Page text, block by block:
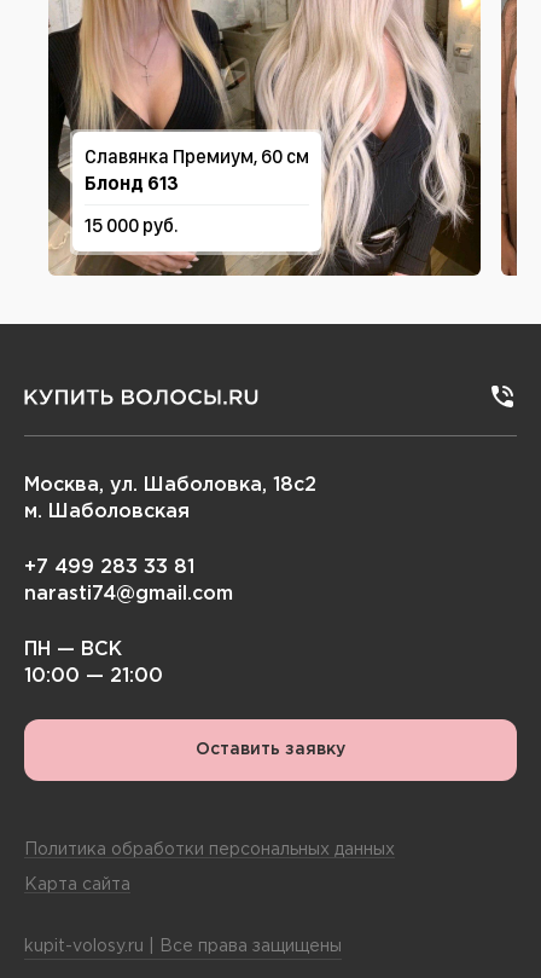
Славянка Премиум, 60 см
Блонд 613
15 000 руб.
Москва, ул. Шаболовка, 18с2
м. Шаболовская
+7 499 283 33 81
narasti74@gmail.com
ПН — ВСК
10:00 — 21:00
Оставить заявку
Политика обработки персональных данных
Карта сайта
kupit-volosy.ru | Все права защищены